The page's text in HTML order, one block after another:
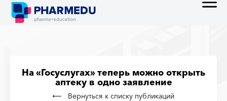
На «Госуслугах» теперь можно открыть
аптеку в одно заявление
Вернуться к списку публикаций